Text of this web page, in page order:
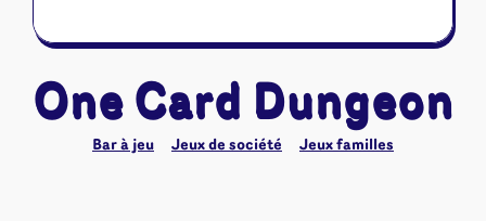
One Card Dungeon
Bar à jeu Jeux de société Jeux familles